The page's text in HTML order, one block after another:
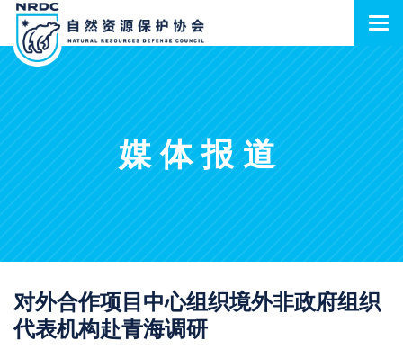
媒体报道
对外合作项目中心组织境外非政府组织
代表机构赴青海调研